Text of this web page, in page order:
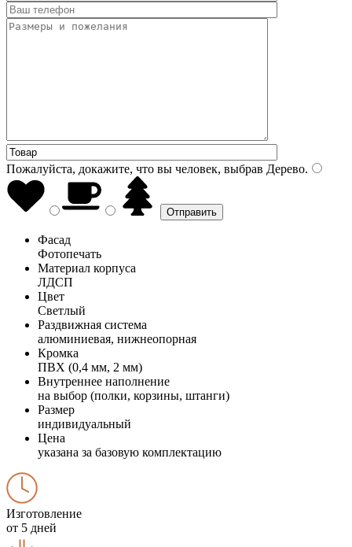
Пожалуйста, докажите, что вы человек, выбрав Дерево.
Фасад
Фотопечать
Материал корпуса
ЛДСП
Цвет
Светлый
Раздвижная система
алюминиевая, нижнеопорная
Кромка
ПВХ (0,4 мм, 2 мм)
Внутреннее наполнение
на выбор (полки, корзины, штанги)
Размер
индивидуальный
Цена
указана за базовую комплектацию
Изготовление
от 5 дней